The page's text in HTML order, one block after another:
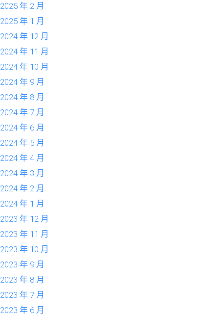
2025 年 2 月
2025 年 1 月
2024 年 12 月
2024 年 11 月
2024 年 10 月
2024 年 9 月
2024 年 8 月
2024 年 7 月
2024 年 6 月
2024 年 5 月
2024 年 4 月
2024 年 3 月
2024 年 2 月
2024 年 1 月
2023 年 12 月
2023 年 11 月
2023 年 10 月
2023 年 9 月
2023 年 8 月
2023 年 7 月
2023 年 6 月